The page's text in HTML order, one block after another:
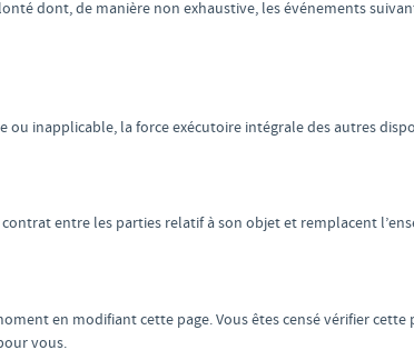
dont, de manière non exhaustive, les événements
inapplicable, la force exécutoire intégrale des autres
entre les parties relatif à son objet et remplacent
en modifiant cette page. Vous êtes censé vérifier
vous.